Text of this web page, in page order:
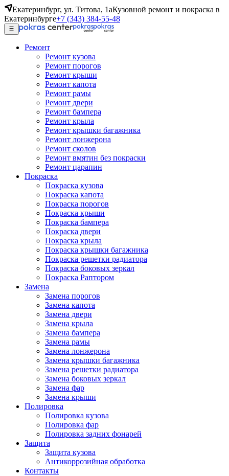
Екатеринбург, ул. Титова, 1аКузовной ремонт и покраска в
Екатеринбурге+7 (343) 384-55-48
Ремонт
Ремонт кузова
Ремонт порогов
Ремонт крыши
Ремонт капота
Ремонт рамы
Ремонт двери
Ремонт бампера
Ремонт крыла
Ремонт крышки багажника
Ремонт лонжерона
Ремонт сколов
Ремонт вмятин без покраски
Ремонт царапин
Покраска
Покраска кузова
Покраска капота
Покраска порогов
Покраска крыши
Покраска бампера
Покраска двери
Покраска крыла
Покраска крышки багажника
Покраска решетки радиатора
Покраска боковых зеркал
Покраска Раптором
Замена
Замена порогов
Замена капота
Замена двери
Замена крыла
Замена бампера
Замена рамы
Замена лонжерона
Замена крышки багажника
Замена решетки радиатора
Замена боковых зеркал
Замена фар
Замена крыши
Полировка
Полировка кузова
Полировка фар
Полировка задних фонарей
Защита
Защита кузова
Антикоррозийная обработка
Контакты